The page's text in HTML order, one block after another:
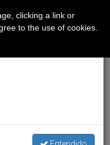
martes, 25
el arzobispo
del
Diálogo
Diwali.
clicking a link or
to the use of cookies.